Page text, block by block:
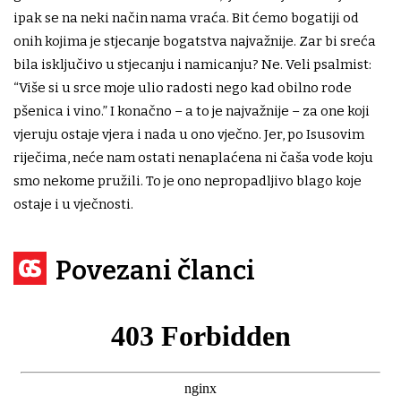
ipak se na neki način nama vraća. Bit ćemo bogatiji od
onih kojima je stjecanje bogatstva najvažnije. Zar bi sreća
bila isključivo u stjecanju i namicanju? Ne. Veli psalmist:
“Više si u srce moje ulio radosti nego kad obilno rode
pšenica i vino.” I konačno – a to je najvažnije – za one koji
vjeruju ostaje vjera i nada u ono vječno. Jer, po Isusovim
riječima, neće nam ostati nenaplaćena ni čaša vode koju
smo nekome pružili. To je ono nepropadljivo blago koje
ostaje i u vječnosti.
Povezani članci